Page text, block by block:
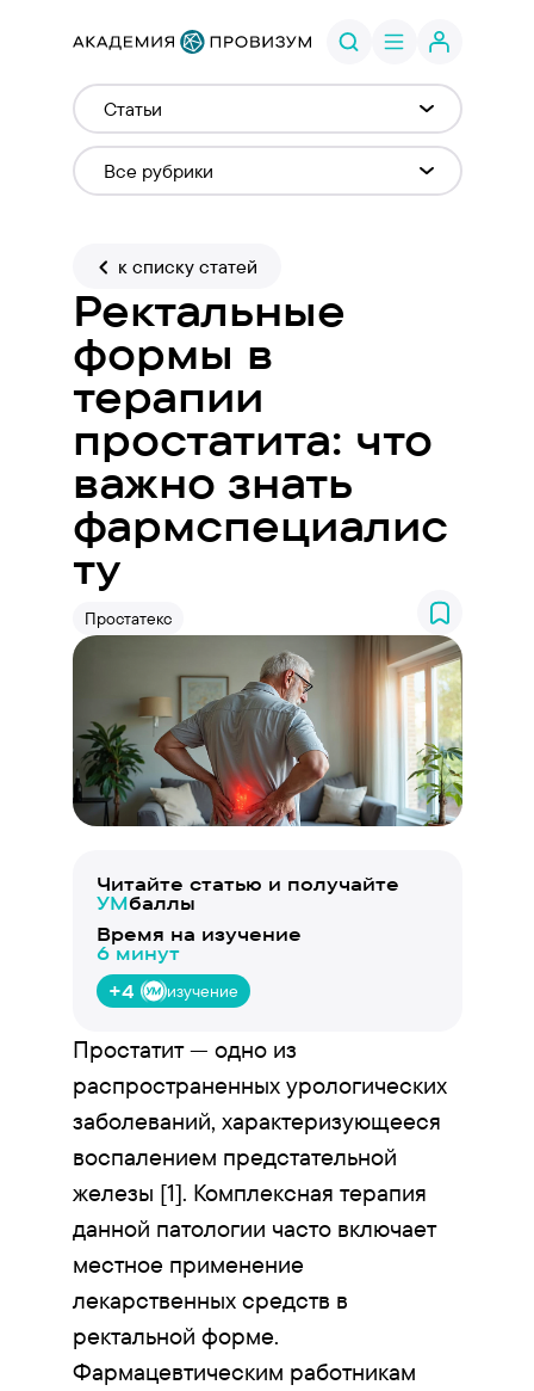
к списку статей
Ректальные
формы в
терапии
простатита: что
важно знать
фармспециалис
ту
Простатекс
Читайте статью и получайте
УМбаллы
Время на изучение
6 минут
+4
изучение
Простатит — одно из
распространенных урологических
заболеваний, характеризующееся
воспалением предстательной
железы [1]. Комплексная терапия
данной патологии часто включает
местное применение
лекарственных средств в
ректальной форме.
Фармацевтическим работникам